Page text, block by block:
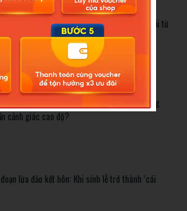
xóa ‘mù bơi’ cho học sinh TP.HCM: Lời giải từ
trợ trực tiếp
Related Posts
trên Biển Đông: Vì sao không ảnh hưởng
cảnh giác cao độ?
lừa đảo kết hôn: Khi sính lễ trở thành ‘cái